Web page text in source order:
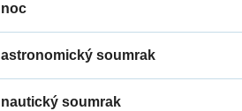
noc
astronomický soumrak
nautický soumrak